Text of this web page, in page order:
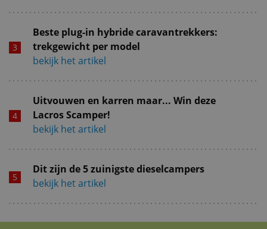
Beste plug-in hybride caravantrekkers:
trekgewicht per model
bekijk het artikel
Uitvouwen en karren maar... Win deze
Lacros Scamper!
bekijk het artikel
Dit zijn de 5 zuinigste dieselcampers
bekijk het artikel